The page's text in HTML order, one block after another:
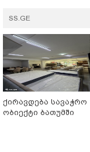
SS.GE
ქირავდება სავაჭრო
ობიექტი ბათუმში